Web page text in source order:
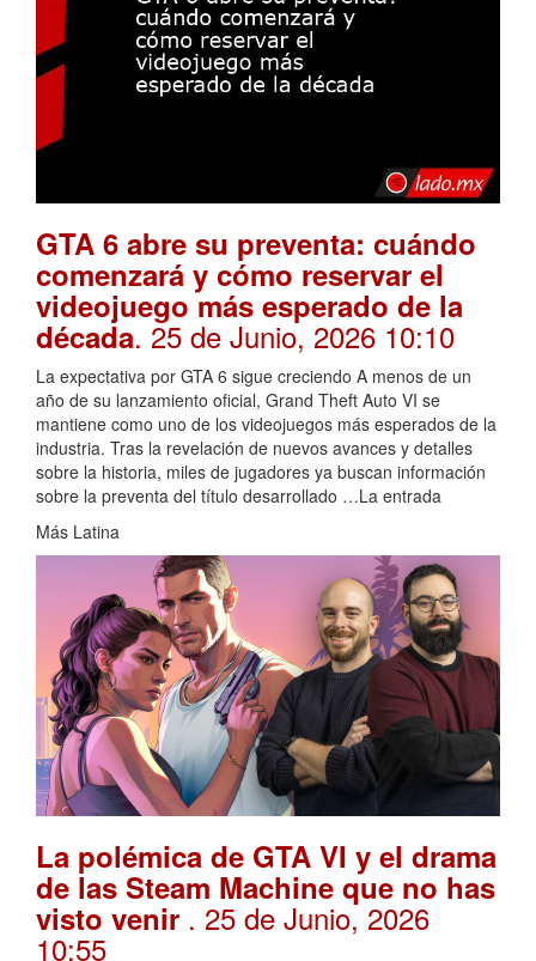
GTA 6 abre su preventa: cuándo
comenzará y cómo reservar el
videojuego más esperado de la
década. 25 de Junio, 2026 10:10
La expectativa por GTA 6 sigue creciendo A menos de un
año de su lanzamiento oficial, Grand Theft Auto VI se
mantiene como uno de los videojuegos más esperados de la
industria. Tras la revelación de nuevos avances y detalles
sobre la historia, miles de jugadores ya buscan información
sobre la preventa del título desarrollado …La entrada
Más Latina
La polémica de GTA VI y el drama
de las Steam Machine que no has
visto venir . 25 de Junio, 2026
10:55